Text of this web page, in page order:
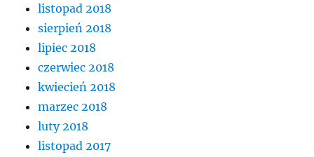
listopad 2018
sierpień 2018
lipiec 2018
czerwiec 2018
kwiecień 2018
marzec 2018
luty 2018
listopad 2017